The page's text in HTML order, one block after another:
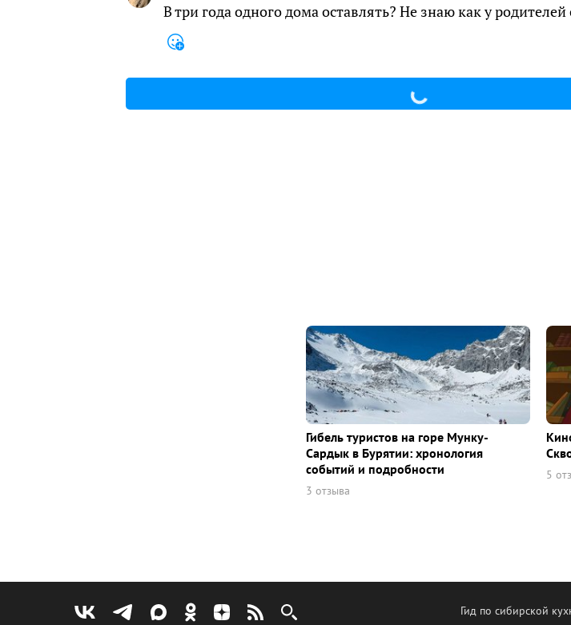
В три года одного дома оставлять? Не знаю как у родителей
Гибель туристов на горе Мунку-
Сардык в Бурятии: хронология
событий и подробности
3 отзыва
5
Гид по сибирской